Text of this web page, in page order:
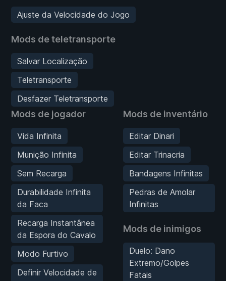
Ajuste da Velocidade do Jogo
Mods de teletransporte
Salvar Localização
Teletransporte
Desfazer Teletransporte
Mods de jogador
Vida Infinita
Munição Infinita
Sem Recarga
Durabilidade Infinita
da Faca
Recarga Instantânea
da Espora do Cavalo
Modo Furtivo
Definir Velocidade de
Mods de inventário
Editar Dinari
Editar Trinacria
Bandagens Infinitas
Pedras de Amolar
Infinitas
Mods de inimigos
Duelo: Dano
Extremo/Golpes
Fatais